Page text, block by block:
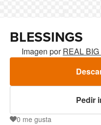
BLESSINGS
Imagen porREAL
Pedir
0 me gusta